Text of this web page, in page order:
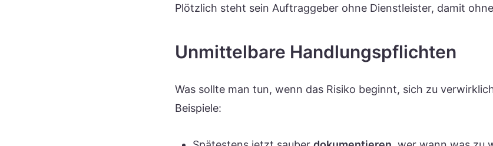
Plötzlich steht sein Auftraggeber ohne Dienstleister, damit
Unmittelbare Handlungspflichten
Was sollte man tun, wenn das Risiko beginnt, sich zu
Beispiele: